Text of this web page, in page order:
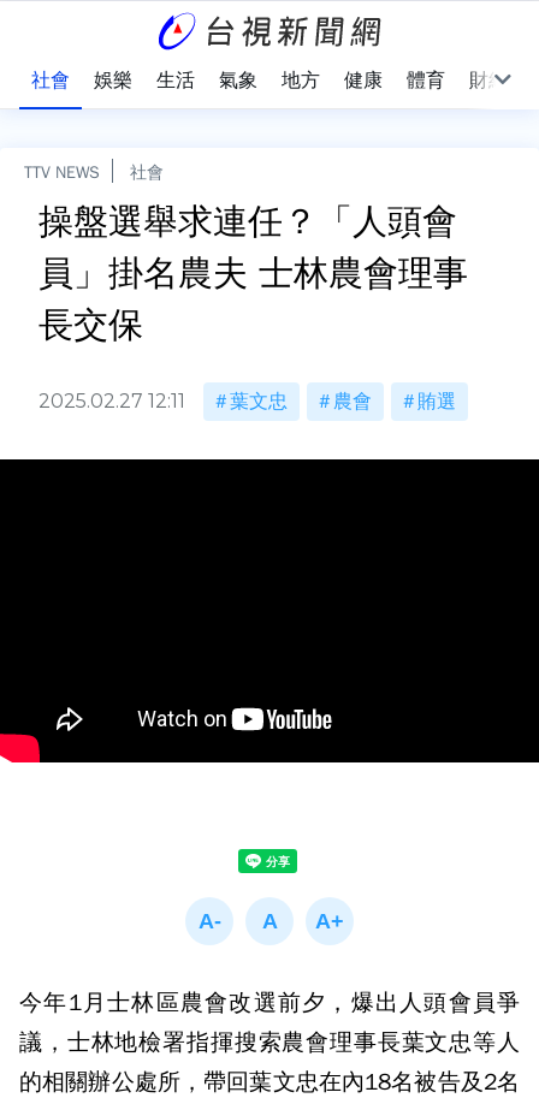
社會 娛樂 生活 氣象 地方 健康 體育 財經
TTV NEWS 社會
操盤選舉求連任？「人頭會
員」掛名農夫 士林農會理事
長交保
2025.02.27 12:11 葉文忠 農會 賄選
今年1月士林區農會改選前夕，爆出人頭會員爭
議，士林地檢署指揮搜索農會理事長葉文忠等人
的相關辦公處所，帶回葉文忠在內18名被告及2名